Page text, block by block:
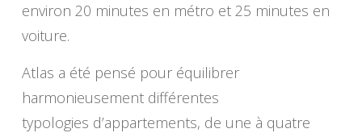
environ 20 minutes en métro et 25 minutes en
voiture.
Atlas a été pensé pour équilibrer
harmonieusement différentes
typologies d’appartements, de une à quatre